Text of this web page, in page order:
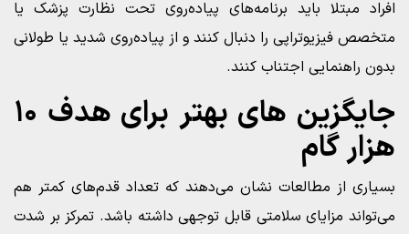
افراد مبتلا باید برنامه‌های پیاده‌روی تحت نظارت پزشک یا
متخصص فیزیوتراپی را دنبال کنند و از پیاده‌روی شدید یا طولانی
بدون راهنمایی اجتناب کنند.
جایگزین‌ های بهتر برای هدف ۱۰
هزار گام
بسیاری از مطالعات نشان می‌دهند که تعداد قدم‌های کمتر هم
می‌تواند مزایای سلامتی قابل توجهی داشته باشد. تمرکز بر شدت